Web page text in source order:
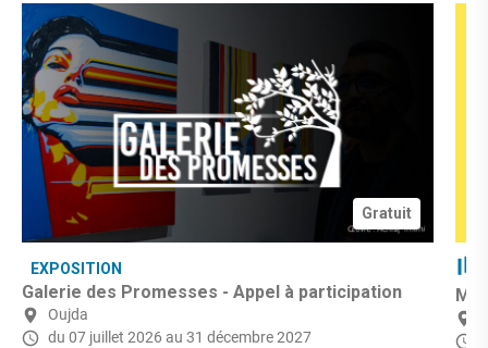
Gratuit
EXPOSITION
Galerie des Promesses - Appel à participation
Oujda
du 07 juillet 2026 au 31 décembre 2027